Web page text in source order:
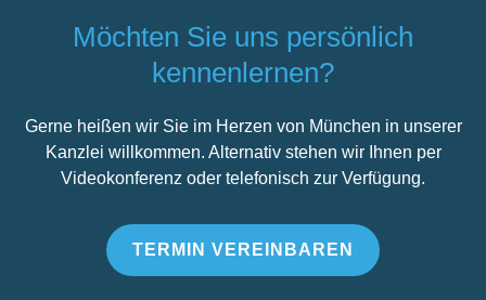
Möchten Sie uns persönlich
kennenlernen?
Gerne heißen wir Sie im Herzen von München in unserer
Kanzlei willkommen. Alternativ stehen wir Ihnen per
Videokonferenz oder telefonisch zur Verfügung.
TERMIN VEREINBAREN